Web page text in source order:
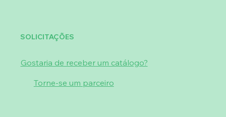
SOLICITAÇÕES
Gostaria de receber um catálogo?
Torne-se um parceiro